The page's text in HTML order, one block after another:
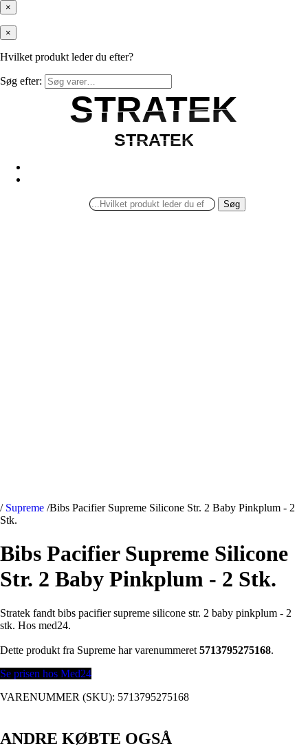
×
×
Hvilket produkt leder du efter?
Søg efter:
STRATEK
STRATEK
STRATEK
STRATEK
Søg
/ Supreme /Bibs Pacifier Supreme Silicone Str. 2 Baby Pinkplum - 2
Stk.
Bibs Pacifier Supreme Silicone
Str. 2 Baby Pinkplum - 2 Stk.
Stratek fandt bibs pacifier supreme silicone str. 2 baby pinkplum - 2
stk. Hos med24.
Dette produkt fra Supreme har varenummeret 5713795275168.
Se prisen hos Med24
VARENUMMER (SKU): 5713795275168
ANDRE KØBTE OGSÅ